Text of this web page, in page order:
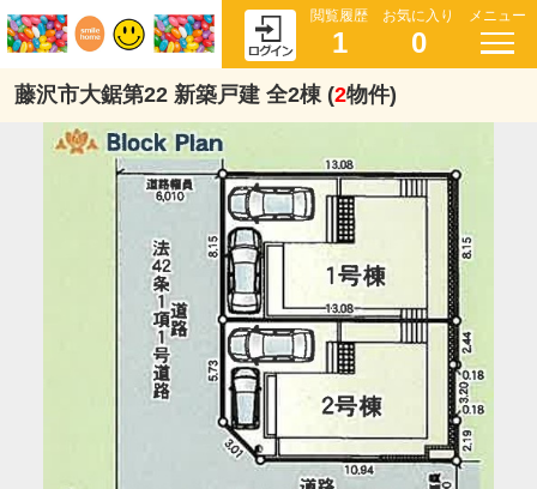
閲覧履歴
1
お気に入り
0
メニュー
藤沢市大鋸第22 新築戸建 全2棟 (2物件)